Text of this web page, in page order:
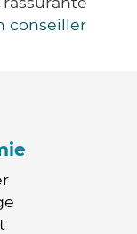
conseiller